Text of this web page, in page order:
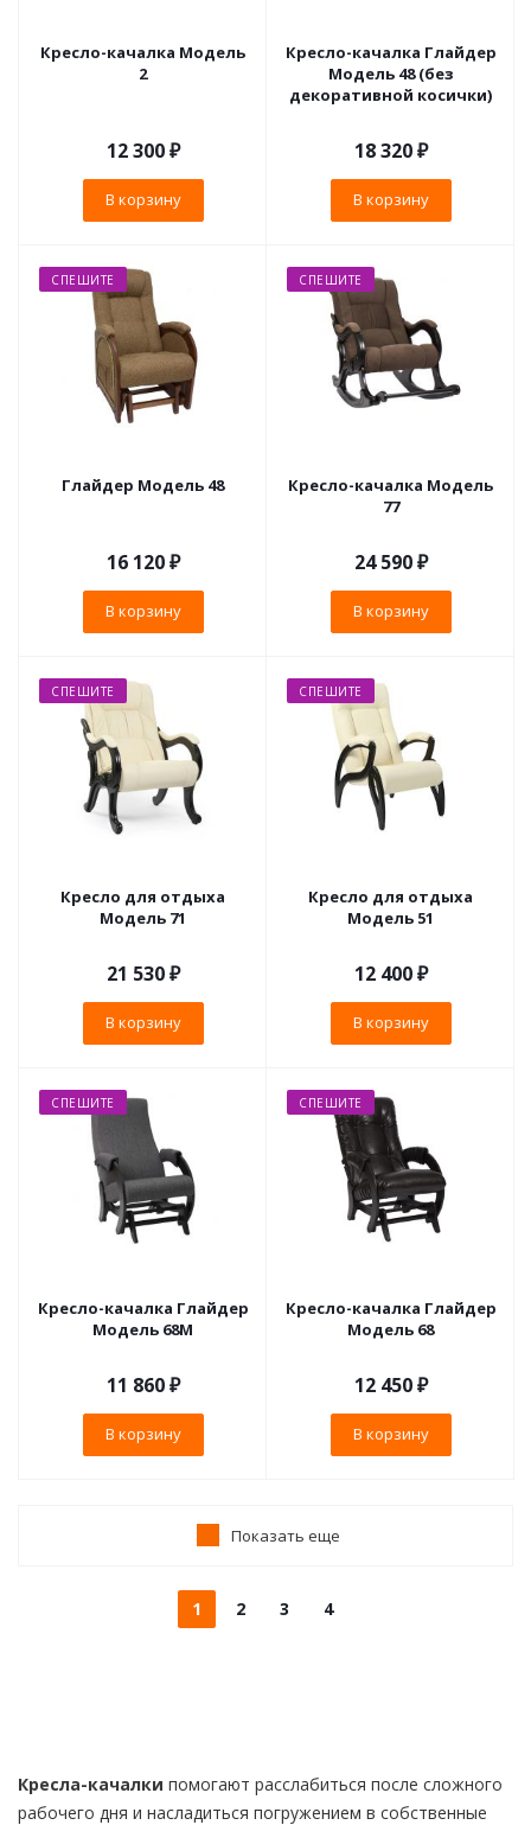
Кресло-качалка Модель
2
12 300₽
В корзину
Кресло-качалка Глайдер
Модель 48 (без
декоративной косички)
18 320₽
В корзину
СПЕШИТЕ
Глайдер Модель 48
16 120₽
В корзину
СПЕШИТЕ
Кресло-качалка Модель
77
24 590₽
В корзину
СПЕШИТЕ
Кресло для отдыха
Модель 71
21 530₽
В корзину
СПЕШИТЕ
Кресло для отдыха
Модель 51
12 400₽
В корзину
СПЕШИТЕ
Кресло-качалка Глайдер
Модель 68М
11 860₽
В корзину
СПЕШИТЕ
Кресло-качалка Глайдер
Модель 68
12 450₽
В корзину
Показать еще
1 2 3 4
Кресла-качалки помогают расслабиться после сложного
рабочего дня и насладиться погружением в собственные